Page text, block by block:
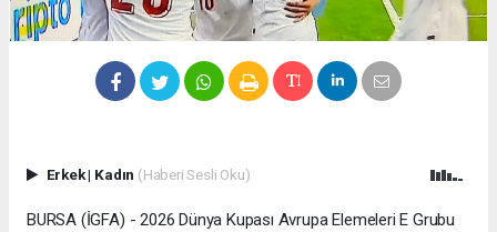
Erkek| Kadın (Haberi Sesli Oku)
BURSA (İGFA) - 2026 Dünya Kupası Avrupa Elemeleri E Grubu